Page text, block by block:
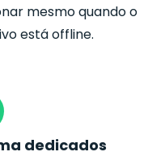
mesmo quando o
está offline.
dedicados